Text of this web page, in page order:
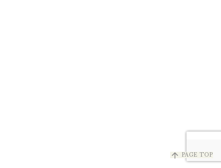
arrow_upward PAGE TOP